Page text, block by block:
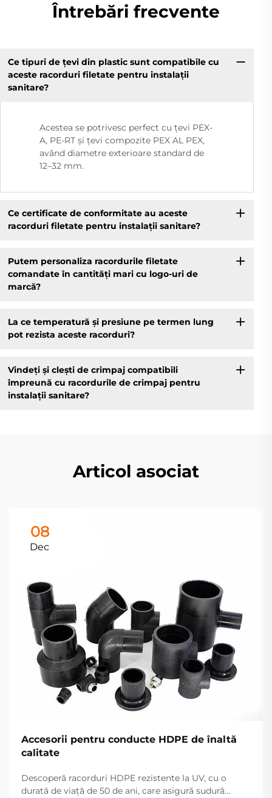
Întrebări frecvente
Ce tipuri de țevi din plastic sunt compatibile cu
aceste racorduri filetate pentru instalații
sanitare?
Acestea se potrivesc perfect cu țevi PEX-
A, PE-RT și țevi compozite PEX AL PEX,
având diametre exterioare standard de
12–32 mm.
Ce certificate de conformitate au aceste
racorduri filetate pentru instalații sanitare?
Putem personaliza racordurile filetate
comandate în cantități mari cu logo-uri de
marcă?
La ce temperatură și presiune pe termen lung
pot rezista aceste racorduri?
Vindeți și clești de crimpaj compatibili
împreună cu racordurile de crimpaj pentru
instalații sanitare?
Articol asociat
08
Dec
Accesorii pentru conducte HDPE de înaltă
calitate
Descoperă racorduri HDPE rezistente la UV, cu o
durată de viață de 50 de ani, care asigură sudură